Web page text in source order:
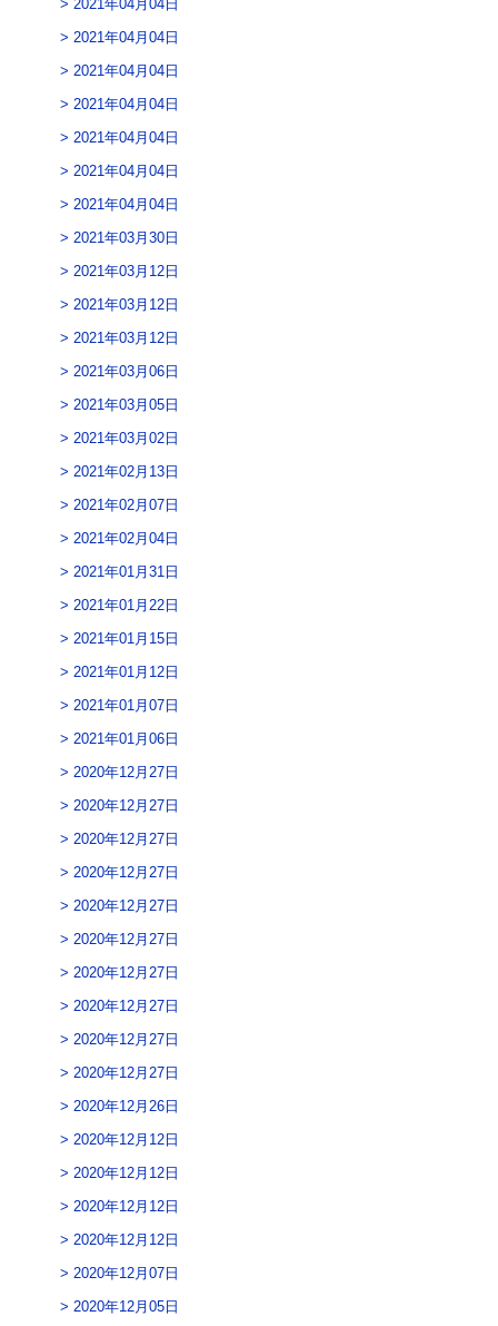
2021年04月04日
2021年04月04日
2021年04月04日
2021年04月04日
2021年04月04日
2021年04月04日
2021年04月04日
2021年03月30日
2021年03月12日
2021年03月12日
2021年03月12日
2021年03月06日
2021年03月05日
2021年03月02日
2021年02月13日
2021年02月07日
2021年02月04日
2021年01月31日
2021年01月22日
2021年01月15日
2021年01月12日
2021年01月07日
2021年01月06日
2020年12月27日
2020年12月27日
2020年12月27日
2020年12月27日
2020年12月27日
2020年12月27日
2020年12月27日
2020年12月27日
2020年12月27日
2020年12月27日
2020年12月26日
2020年12月12日
2020年12月12日
2020年12月12日
2020年12月12日
2020年12月07日
2020年12月05日